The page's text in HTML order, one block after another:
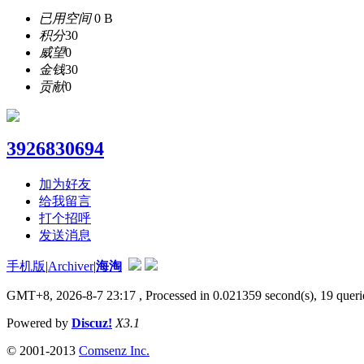
已用空间0 B
积分30
威望0
金钱30
贡献0
3926830694
加为好友
给我留言
打个招呼
发送消息
手机版|Archiver|海淘
GMT+8, 2026-8-7 23:17 , Processed in 0.021359 second(s), 19
Powered by Discuz! X3.1
© 2001-2013 Comsenz Inc.